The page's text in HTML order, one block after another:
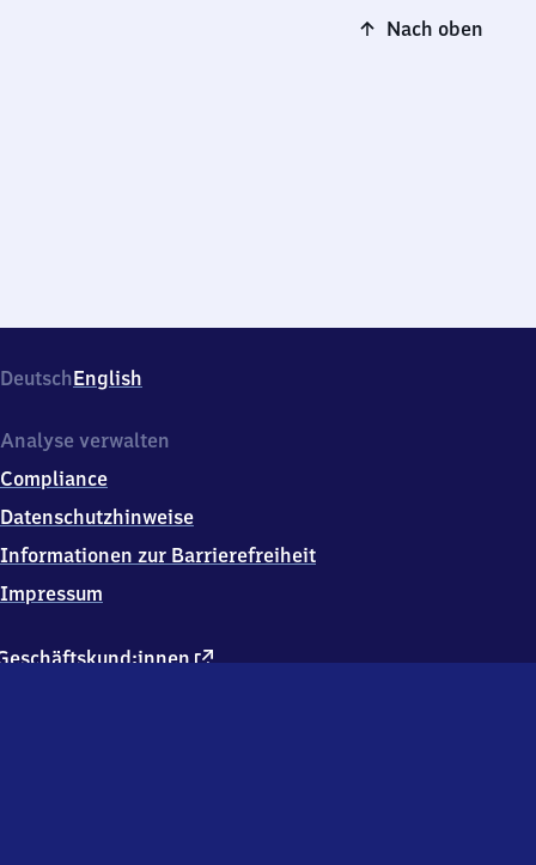
Nach oben
DeutschEnglish
externer
Analyse verwalten
Compliance
Datenschutzhinweise
Informationen zur Barrierefreiheit
Impressum